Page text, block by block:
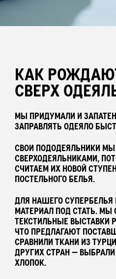
ХАЛАТЫ
ПИЖАМЫ
АКСЕССУАРЫ
АУТЛЕТ
КОЛЛЕКЦИИ
КАК
СВЕРХ
МЫ ПРИДУМАЛИ И
ЗАПРАВЛЯТЬ ОДЕЯЛО
СВОИ ПОДОДЕЯЛЬНИКИ МЫ
СВЕРХОДЕЯЛЬНИКАМИ,
СЧИТАЕМ ИХ НОВОЙ
ПОСТЕЛЬНОГО БЕЛЬЯ.
ДЛЯ НАШЕГО
МАТЕРИАЛ ПОД СТАТЬ. МЫ
ТЕКСТИЛЬНЫЕ ВЫСТАВКИ
ЧТО ПРЕДЛАГАЮТ
СРАВНИЛИ ТКАНИ ИЗ
ДРУГИХ СТРАН —
ХЛОПОК.